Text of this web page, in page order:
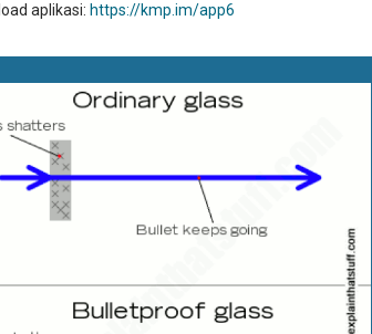
aplikasi: https://kmp.im/app6